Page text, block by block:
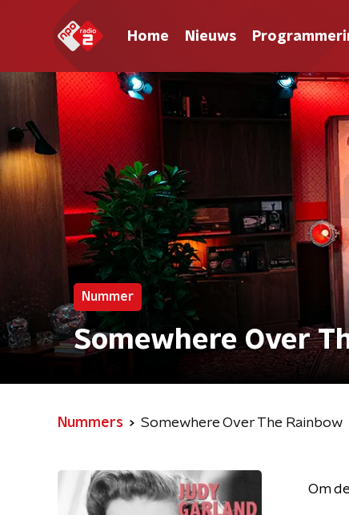
Home Nieuws
Nummer
Somewhere Over
Nummers Somewhere Over The Rainbow
Om